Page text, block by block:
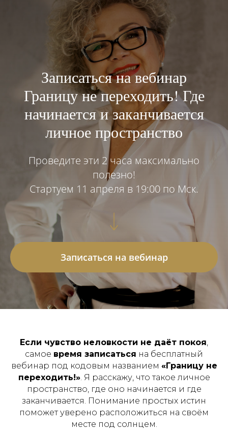
Записаться на вебинар
Границу не переходить! Где
начинается и заканчивается
личное пространство
Проведите эти 2 часа максимально
полезно!
Стартуем 11 апреля в 19:00 по Мск.
Записаться на вебинар
Если чувство неловкости не даёт покоя,
самое время записаться на бесплатный
вебинар под кодовым названием «Границу не
переходить!». Я расскажу, что такое личное
пространство, где оно начинается и где
заканчивается. Понимание простых истин
поможет уверено расположиться на своём
месте под солнцем.